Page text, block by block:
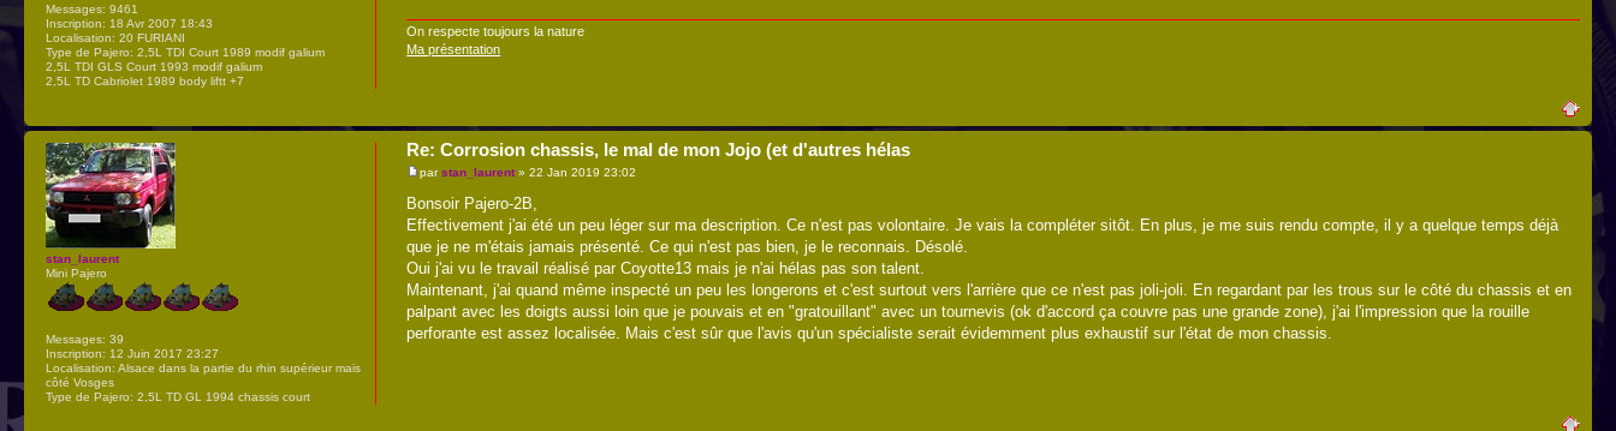
On respecte toujours la nature
Ma présentation
Messages: 9461
Inscription: 18 Avr 2007 18:43
Localisation: 20 FURIANI
Type de Pajero: 2,5L TDI Court 1989 modif galium
2,5L TDI GLS Court 1993 modif galium
2,5L TD Cabriolet 1989 body liftt +7
Re: Corrosion chassis, le mal de mon Jojo (et d'autres hélas
parstan_laurent » 22 Jan 2019 23:02
Bonsoir Pajero-2B,
Effectivement j'ai été un peu léger sur ma description. Ce n'est pas volontaire. Je vais la compléter sitôt. En plus, je me suis rendu compte, il y a quelque temps déjà
que je ne m'étais jamais présenté. Ce qui n'est pas bien, je le reconnais. Désolé.
Oui j'ai vu le travail réalisé par Coyotte13 mais je n'ai hélas pas son talent.
Maintenant, j'ai quand même inspecté un peu les longerons et c'est surtout vers l'arrière que ce n'est pas joli-joli. En regardant par les trous sur le côté du chassis et en
palpant avec les doigts aussi loin que je pouvais et en "gratouillant" avec un tournevis (ok d'accord ça couvre pas une grande zone), j'ai l'impression que la rouille
perforante est assez localisée. Mais c'est sûr que l'avis qu'un spécialiste serait évidemment plus exhaustif sur l'état de mon chassis.
stan_laurent
Mini Pajero
Messages: 39
Inscription: 12 Juin 2017 23:27
Localisation: Alsace dans la partie du rhin supérieur mais
côté Vosges
Type de Pajero: 2,5L TD GL 1994 chassis court